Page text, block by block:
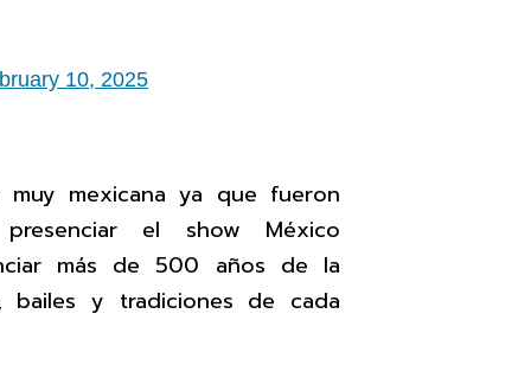
10, 2025
muy mexicana ya que fueron
el show México
más de 500 años de la
bailes y tradiciones de cada